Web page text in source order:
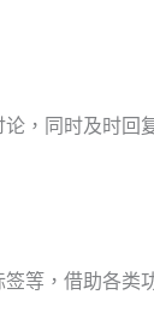
，同时及时回
等，借助各类